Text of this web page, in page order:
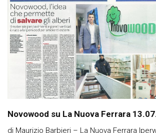
Novowood su La Nuova Ferrara
di Maurizio Barbieri – La Nuova Ferrara